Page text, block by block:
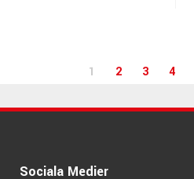
1 2 3 4
Sociala Medier